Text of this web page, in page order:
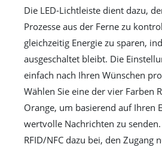
Die LED-Lichtleiste dient dazu,
Prozesse aus der Ferne zu
gleichzeitig Energie zu sparen,
ausgeschaltet bleibt. Die
einfach nach Ihren Wünschen
Wählen Sie eine der vier Farben
Orange, um basierend auf Ihren
wertvolle Nachrichten zu
RFID/NFC dazu bei, den Zugang